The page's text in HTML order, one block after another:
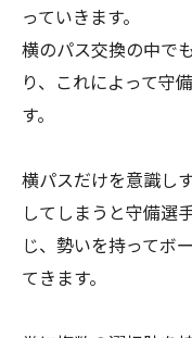
っていきます。
横のパス交換の中で
り、これによって守
す。
横パスだけを意識し
してしまうと守備選
じ、勢いを持ってボ
てきます。